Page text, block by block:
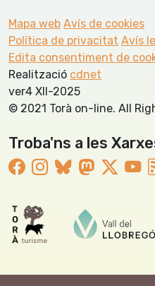
Mapa web Avís de cookies
Política de privacitat Avís
Edita consentiment de
Realització cdnet
ver4 XII-2025
© 2021 Torà on-line. All
Troba'ns a les